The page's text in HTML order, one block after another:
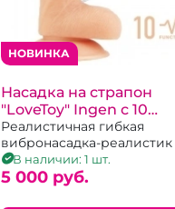
НОВИНКА
Насадка на страпон
"LoveToy" Ingen с 10
ритмами
Реалистичная гибкая
вибронасадка-реалистик
присоске из нежного
проводным пультом
В наличии: 1 шт.
5 000 pуб.